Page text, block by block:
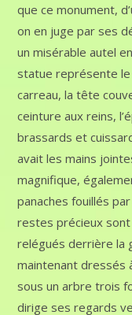
que ce monument,
on en juge par ses
un misérable autel
statue représente le
carreau, la tête
ceinture aux reins,
brassards et
avait les mains
magnifique,
panaches fouillés
restes précieux
relégués derrière la
maintenant dressés
sous un arbre trois
dirige ses regards